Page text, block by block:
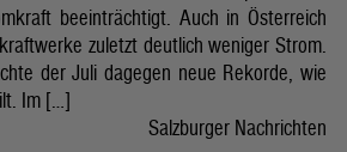
beeinträchtigt. Auch in Österreich
zuletzt deutlich weniger Strom.
der Juli dagegen neue Rekorde, wie
Im […]
Salzburger Nachrichten